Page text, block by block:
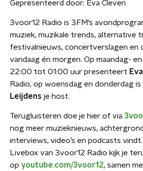
Gepresenteerd door: Eva Cleven
3voor12 Radio is 3FM’s
muziek, muzikale trends, alternative
festivalnieuws, concertverslagen en
vandaag én morgen. Op maandag-
22:00 tot 01:00 uur presenteert
Radio, op woensdag en donderdag is
Leijdens je host.
Terugluisteren doe je hier of via
nog meer muzieknieuws,
interviews, video’s en podcasts
Livebox van 3voor12 Radio kijk je
op youtube.com/3voor12, samen